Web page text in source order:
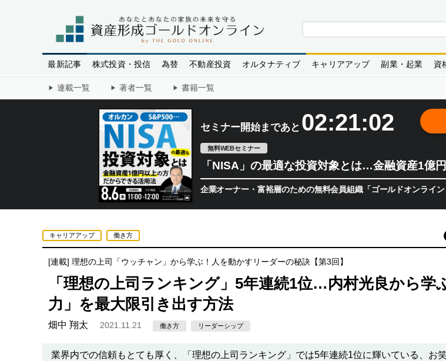
最新記事 株式投資・投信 為替 不動産投資 オルタナティブ キャリアアップ 副業・起業 資
連載一覧 著者一覧 書籍一覧
セミナー開始まであと 02:21:01
無料WEBセミナー
「NISA」の最適な投資対象とは…金融資産1億
資産1億円以上の企業オーナー・富裕層のための無料会員組織「ゴールドオンライン・エク
キャリアアップ 働き方
[連載] 理想の上司「ウッチャン」から学ぶ！人を動かすリーダーの秘訣【第3回】
「理想の上司ランキング」5年連続1位…内村光良から学
力」を最大限引き出す方法
畑中 翔太 2021.11.21 働き方 リーダーシップ
業界内での信頼もとても厚く、「理想の上司ランキング」では5年連続1位に輝いている、お